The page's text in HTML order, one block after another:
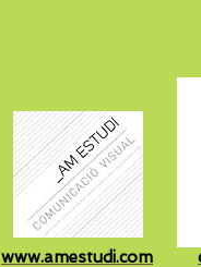
www.amestudi.com